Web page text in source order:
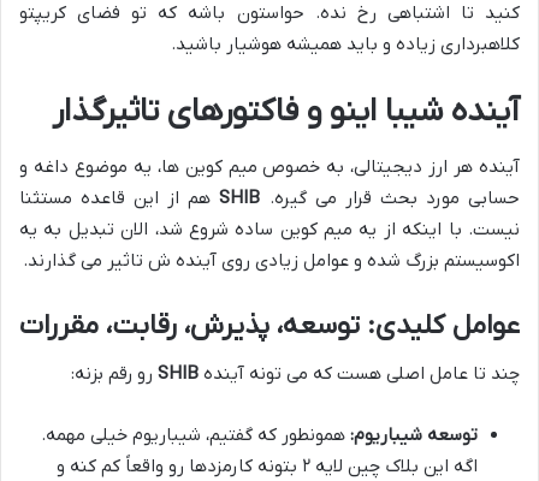
کنید تا اشتباهی رخ نده. حواستون باشه که تو فضای کریپتو
کلاهبرداری زیاده و باید همیشه هوشیار باشید.
آینده شیبا اینو و فاکتورهای تاثیرگذار
آینده هر ارز دیجیتالی، به خصوص میم کوین ها، یه موضوع داغه و
حسابی مورد بحث قرار می گیره. SHIBهم از این قاعده مستثنا
نیست. با اینکه از یه میم کوین ساده شروع شد، الان تبدیل به یه
اکوسیستم بزرگ شده و عوامل زیادی روی آینده ش تاثیر می گذارند.
عوامل کلیدی: توسعه، پذیرش، رقابت، مقررات
چند تا عامل اصلی هست که می تونه آینده SHIB رو رقم بزنه:
توسعه شیباریوم: همونطور که گفتیم، شیباریوم خیلی مهمه.
اگه این بلاک چین لایه ۲ بتونه کارمزدها رو واقعاً کم کنه و